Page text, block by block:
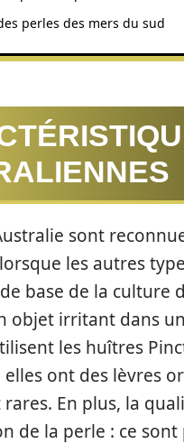
perles des mers du sud
sont
les autres
base de la culture
objet irritant dans
les huîtres
elles ont des lèvres
rares. En plus, la
de la perle : ce